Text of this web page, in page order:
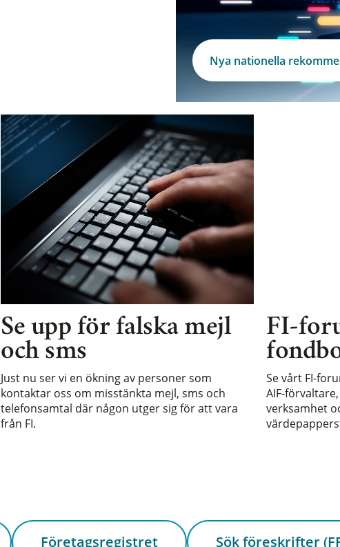
Nya nationella
Se upp för falska mejl
och sms
Just nu ser vi en ökning av personer som
kontaktar oss om misstänkta mejl, sms och
telefonsamtal där någon utger sig för att vara
från FI.
FI-
Se vårt FI-
AIF-
verksamhet
Företagsregistret Sök föreskrifter